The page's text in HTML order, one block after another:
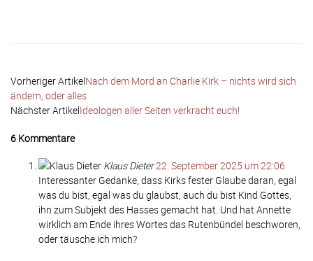
Vorheriger ArtikelNach dem Mord an Charlie Kirk – nichts wird sich
ändern, oder alles
Nächster ArtikelIdeologen aller Seiten verkracht euch!
6 Kommentare
Klaus Dieter22. September 2025 um 22:06
Interessanter Gedanke, dass Kirks fester Glaube daran, egal
was du bist, egal was du glaubst, auch du bist Kind Gottes,
ihn zum Subjekt des Hasses gemacht hat. Und hat Annette
wirklich am Ende ihres Wortes das Rutenbündel beschworen,
oder täusche ich mich?